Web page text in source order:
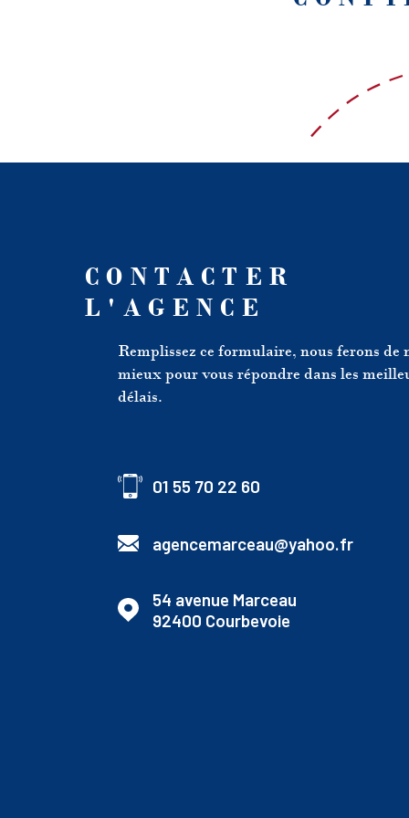
CONTACTER
L'AGENCE
Remplissez ce formulaire, nous ferons de
mieux pour vous répondre dans les
délais.
01 55 70 22 60
agencemarceau@yahoo.fr
54 avenue Marceau
92400
Courbevoie